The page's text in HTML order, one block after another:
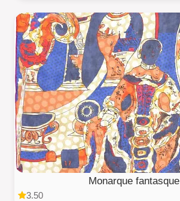
Monarque fantasque
3.50